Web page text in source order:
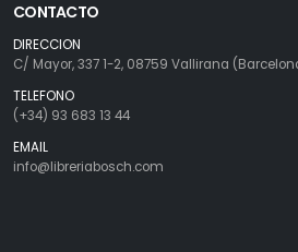
CONTACTO
DIRECCION
C/ Mayor, 337 1-2, 08759 Vallirana
TELEFONO
(+34) 93 683 13 44
EMAIL
info@libreriabosch.com